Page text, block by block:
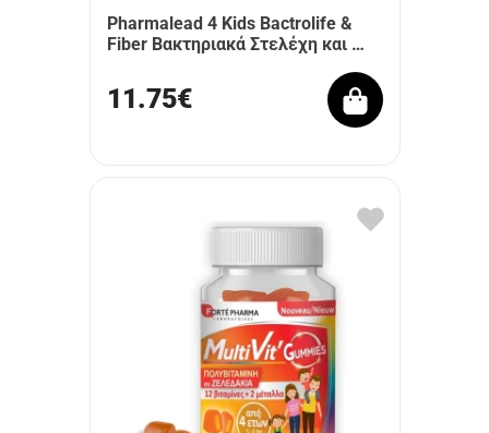
Pharmalead 4 Kids Bactrolife &
Fiber Βακτηριακά Στελέχη και …
11.75€